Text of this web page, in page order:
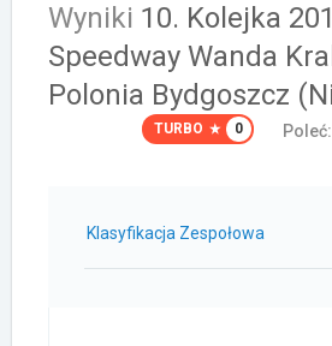
Wyniki 10. Kolejka
Speedway Wanda
Polonia Bydgoszcz
TURBO 0 Poleć:
Klasyfikacja Zespołowa